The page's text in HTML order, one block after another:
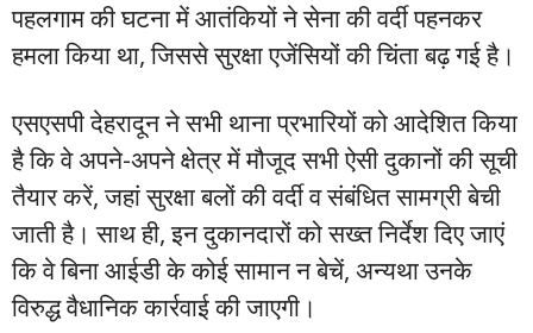
पहलगाम की घटना में आतंकियों ने सेना की वर्दी पहनकर
हमला किया था, जिससे सुरक्षा एजेंसियों की चिंता बढ़ गई है।
एसएसपी देहरादून ने सभी थाना प्रभारियों को आदेशित किया
है कि वे अपने-अपने क्षेत्र में मौजूद सभी ऐसी दुकानों की सूची
तैयार करें, जहां सुरक्षा बलों की वर्दी व संबंधित सामग्री बेची
जाती है। साथ ही, इन दुकानदारों को सख्त निर्देश दिए जाएं
कि वे बिना आईडी के कोई सामान न बेचें, अन्यथा उनके
विरुद्ध वैधानिक कार्रवाई की जाएगी।